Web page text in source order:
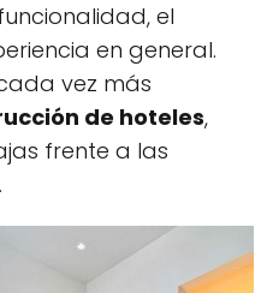
el
en general.
vez más
de hoteles,
frente a las